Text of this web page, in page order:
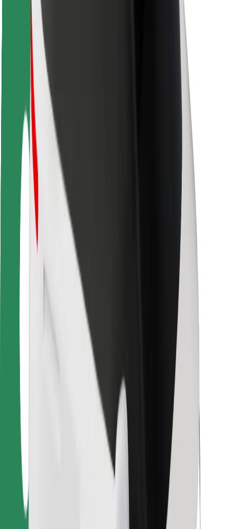
Potkulautojen turvallisuus
Turvallisuus Lab
Kaupungit
Sijainnit
Kaupunkiratkaisut
Lentokentät
Boltin lataustelineet
Tuki
Matkustajille
Kuljettajille
Ruokaläheteille
Bolt Food
Fleet Ownereille
Ravintoloille
Bolt for Business
Tavarantoimittajille
Hanki kyyti hetkessä!
Lataa Bolt-sovellus
Lataa Bolt Food -sovellus